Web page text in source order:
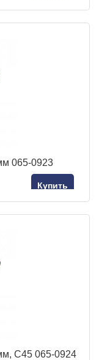
065-0923
Купить
С45 065-0924